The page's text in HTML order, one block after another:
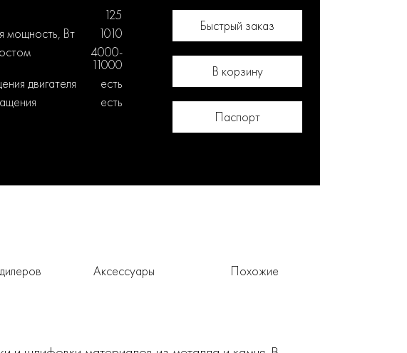
125
мощность, Вт
1010
4000-
11000
двигателя
есть
есть
Быстрый заказ
В корзину
Паспорт
Аксессуары Похожие